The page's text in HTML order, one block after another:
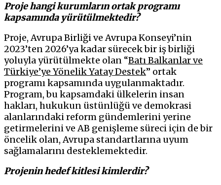
Proje hangi kurumların ortak programı
kapsamında yürütülmektedir?
Proje, Avrupa Birliği ve Avrupa Konseyi’nin
2023’ten 2026’ya kadar sürecek bir iş birliği
yoluyla yürütülmekte olan “Batı Balkanlar ve
Türkiye’ye Yönelik Yatay Destek” ortak
programı kapsamında uygulanmaktadır.
Program, bu kapsamdaki ülkelerin insan
hakları, hukukun üstünlüğü ve demokrasi
alanlarındaki reform gündemlerini yerine
getirmelerini ve AB genişleme süreci için de bir
öncelik olan, Avrupa standartlarına uyum
sağlamalarını desteklemektedir.
Projenin hedef kitlesi kimlerdir?